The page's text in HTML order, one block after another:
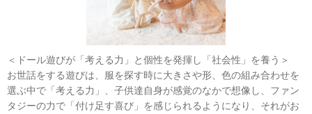
＜ドール遊びが「考える力」と個性を発揮し「社会性」を養う＞
お世話をする遊びは、服を探す時に大きさや形、色の組み合わせを
選ぶ中で「考える力」、子供達自身が感覚のなかで想像し、ファン
タジーの力で「付け足す喜び」を感じられるようになり、それがお